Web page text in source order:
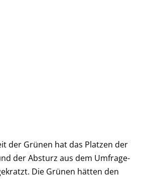
der Grünen hat das Platzen der
der Absturz aus dem Umfrage-
Die Grünen hätten den